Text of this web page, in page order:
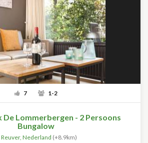
7 1-2
Lommerbergen - 2 Persoons
Bungalow
Reuver, Nederland (+8.9km)